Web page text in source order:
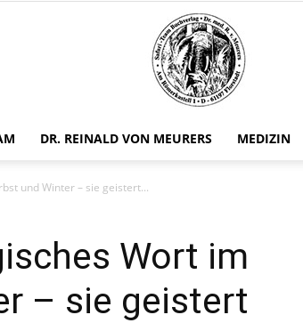
DR. REINALD VON MEURERS MEDIZIN
und Winter – sie geistert...
Wort im
– sie geistert